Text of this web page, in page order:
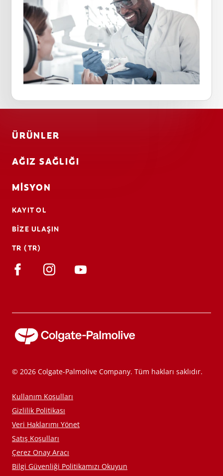
ÜRÜNLER
AĞIZ SAĞLIĞI
MISYON
KAYIT OL
BIZE ULAŞIN
TR (TR)
© 2026 Colgate-Palmolive Company. Tüm hakları saklıdır.
Kullanım Koşulları
Gizlilik Politikası
Veri Haklarımı Yönet
Satış Koşulları
Çerez Onay Aracı
Bilgi Güvenliği Politikamızı Okuyun